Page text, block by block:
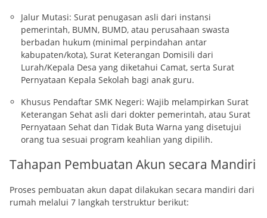
Jalur Mutasi: Surat penugasan asli dari instansi
pemerintah, BUMN, BUMD, atau perusahaan swasta
berbadan hukum (minimal perpindahan antar
kabupaten/kota), Surat Keterangan Domisili dari
Lurah/Kepala Desa yang diketahui Camat, serta Surat
Pernyataan Kepala Sekolah bagi anak guru.
Khusus Pendaftar SMK Negeri: Wajib melampirkan Surat
Keterangan Sehat asli dari dokter pemerintah, atau Surat
Pernyataan Sehat dan Tidak Buta Warna yang disetujui
orang tua sesuai program keahlian yang dipilih.
Tahapan Pembuatan Akun secara Mandiri
Proses pembuatan akun dapat dilakukan secara mandiri dari
rumah melalui 7 langkah terstruktur berikut: